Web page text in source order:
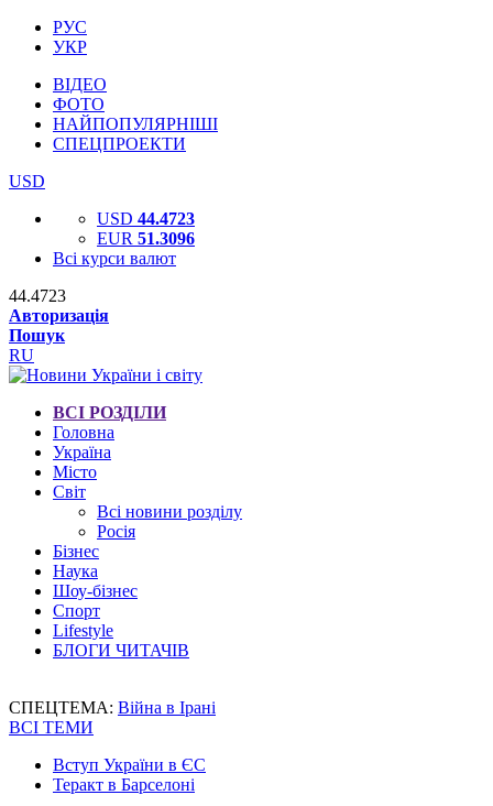
РУС
УКР
ВІДЕО
ФОТО
НАЙПОПУЛЯРНІШІ
СПЕЦПРОЕКТИ
USD
USD 44.4723
EUR 51.3096
Всі курси валют
44.4723
Авторизація
Пошук
RU
ВСІ РОЗДІЛИ
Головна
Україна
Місто
Світ
Всі новини розділу
Росія
Бізнес
Наука
Шоу-бізнес
Спорт
Lifestyle
БЛОГИ ЧИТАЧІВ
СПЕЦТЕМА: Війна в Ірані
ВСІ ТЕМИ
Вступ України в ЄС
Теракт в Барселоні